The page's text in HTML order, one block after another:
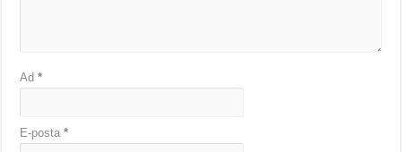
Ad*
E-posta*